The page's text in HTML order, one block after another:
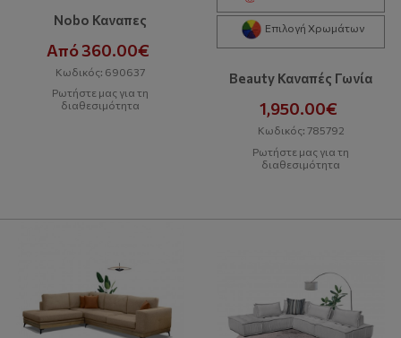
Nobo Καναπες
Από 360.00€
Κωδικός: 690637
Ρωτήστε μας για τη
διαθεσιμότητα
Επιλογή Χρωμάτων
Beauty Καναπές Γωνία
1,950.00€
Κωδικός: 785792
Ρωτήστε μας για τη
διαθεσιμότητα